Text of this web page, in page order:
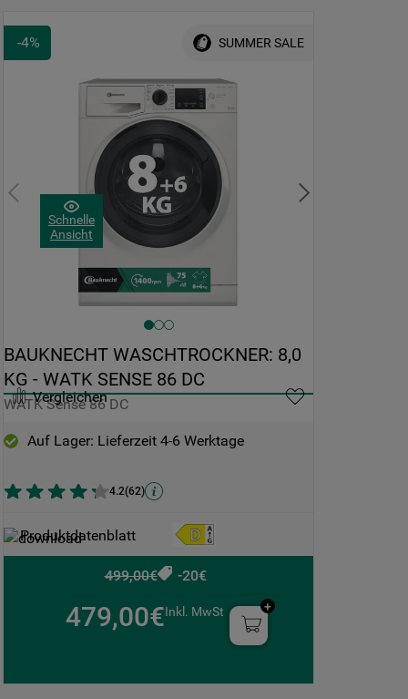
Schnelle
Ansicht
-4% SUMMER SALE
Vergleichen
BAUKNECHT WASCHTROCKNER: 8,0
KG - WATK SENSE 86 DC
WATK Sense 86 DC
Auf Lager: Lieferzeit 4-6 Werktage
4.2(62)
Produktdatenblatt
499,00€ -20€
479,00€Inkl. MwSt